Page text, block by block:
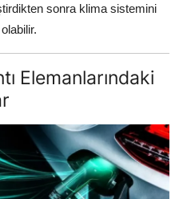
sonra klima sistemini
Elemanlarındaki